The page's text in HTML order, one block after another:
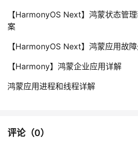
【HarmonyOS Next】鸿蒙状态管
案
【HarmonyOS Next】鸿蒙应用故
【Harmony】鸿蒙企业应用详解
鸿蒙应用进程和线程详解
评论（0）